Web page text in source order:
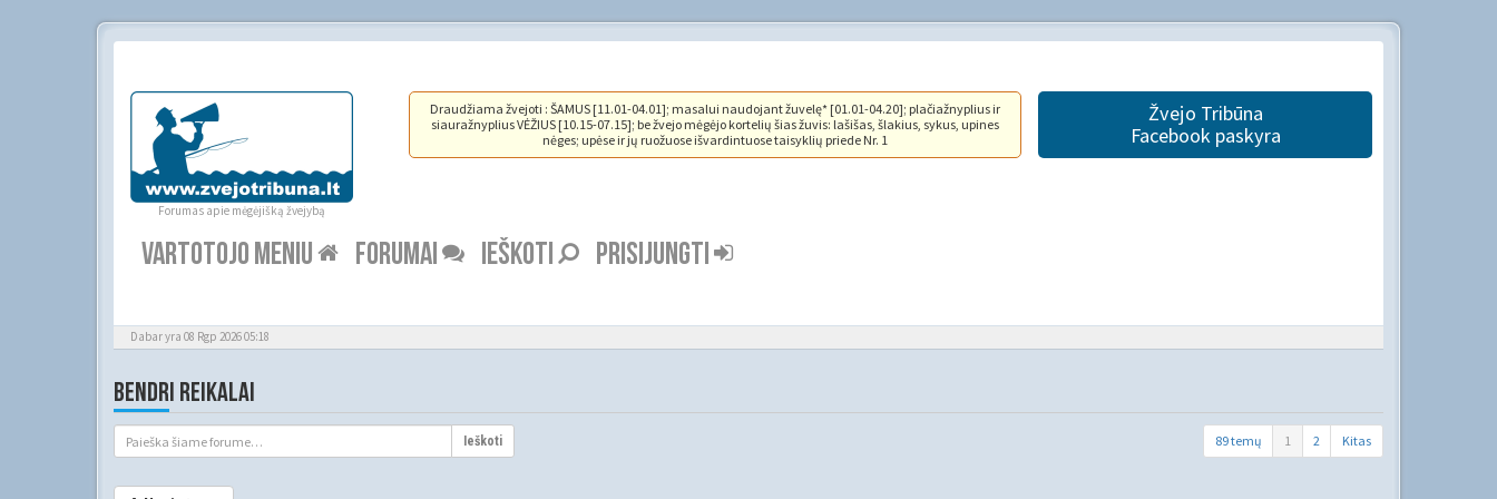
Forumas apie mėgėjišką žvejybą
Draudžiama žvejoti : ŠAMUS [11.01-04.01]; masalui naudojant žuvelę* [01.01-04.20]; plačiažnyplius ir
siauražnyplius VĖŽIUS [10.15-07.15]; be žvejo mėgėjo kortelių šias žuvis: lašišas, šlakius, sykus, upines
nėges; upėse ir jų ruožuose išvardintuose taisyklių priede Nr. 1
Žvejo Tribūna
Facebook paskyra
VARTOTOJO MENIU FORUMAI IEŠKOTI PRISIJUNGTI
Dabar yra 08 Rgp 2026 05:18
BENDRI REIKALAI
Ieškoti 89 temų 1 2 Kitas